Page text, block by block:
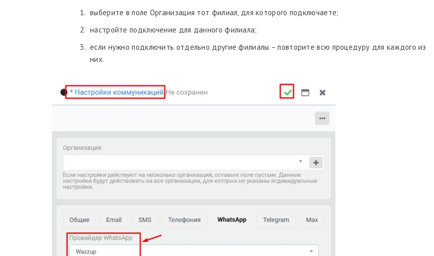
выберите в поле Организация тот филиал, для которого подключаете;
настройте подключение для данного филиала;
если нужно подключить отдельно другие филиалы – повторите всю процедуру для каждого из
них.